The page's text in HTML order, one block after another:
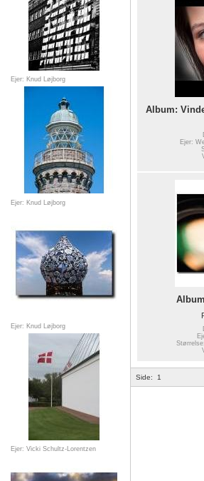
Ejer: Knud Løjborg
Ejer: Knud Løjborg
Ejer: Knud Løjborg
Ejer: Vicki Schultz-Lorentzen
Album:
Ejer:
Side: 1